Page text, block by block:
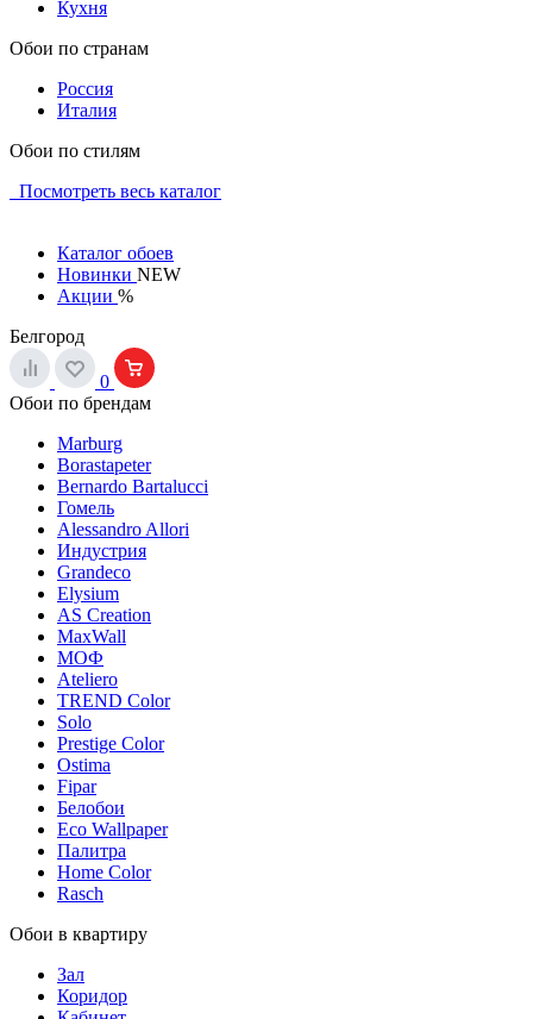
Кухня
Обои по странам
Россия
Италия
Обои по стилям
Посмотреть весь каталог
Каталог обоев
Новинки NEW
Акции %
Белгород
0
Обои по брендам
Marburg
Borastapeter
Bernardo Bartalucci
Гомель
Alessandro Allori
Индустрия
Grandeco
Elysium
AS Creation
MaxWall
МОФ
Ateliero
TREND Color
Solo
Prestige Color
Ostima
Fipar
Белобои
Eco Wallpaper
Палитра
Home Color
Rasch
Обои в квартиру
Зал
Коридор